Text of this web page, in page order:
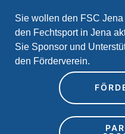
Sie wollen den FSC
den Fechtsport in Jena
Sie Sponsor und
den Förderverein.